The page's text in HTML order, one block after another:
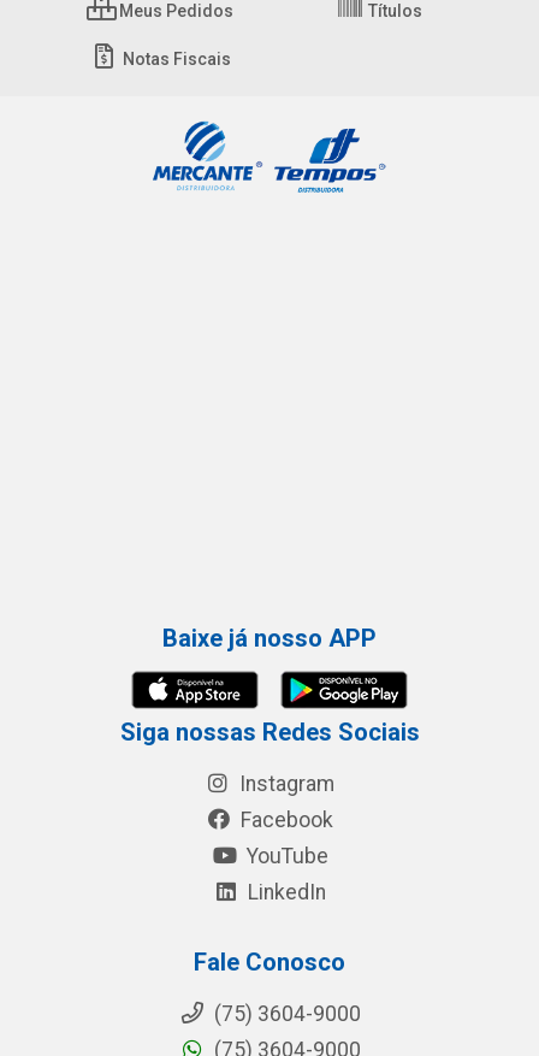
Meus Pedidos Títulos
Notas Fiscais
Baixe já nosso APP
Siga nossas Redes Sociais
Instagram
Facebook
YouTube
LinkedIn
Fale Conosco
(75) 3604-9000
(75) 3604-9000